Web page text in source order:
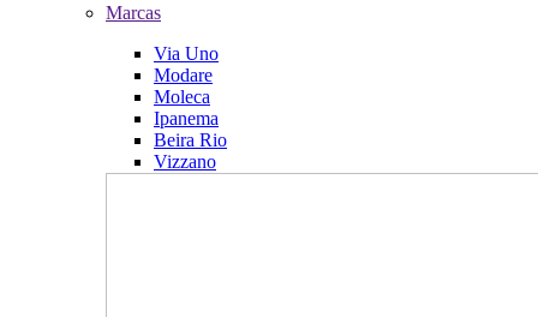
Marcas
Via Uno
Modare
Moleca
Ipanema
Beira Rio
Vizzano